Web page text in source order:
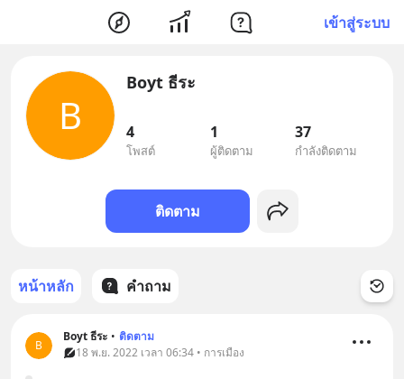
เข้าสู่ระบบ
B
Boyt ธีระ
4
โพสต์
1
ผู้ติดตาม
37
กำลังติดตาม
ติดตาม
หน้าหลัก คำถาม
B
Boyt ธีระ • ติดตาม
18 พ.ย. 2022 เวลา 06:34 • การเมือง